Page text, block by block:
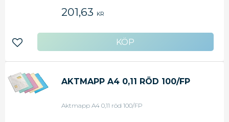
201,63 KR
Lägg till i favoriter
AKTMAPP A4 0,11 RÖD 100/FP
Aktmapp A4 0,11 röd 100/FP